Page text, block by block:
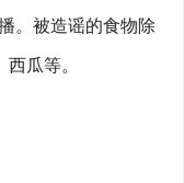
。被造谣的食物除
瓜等。